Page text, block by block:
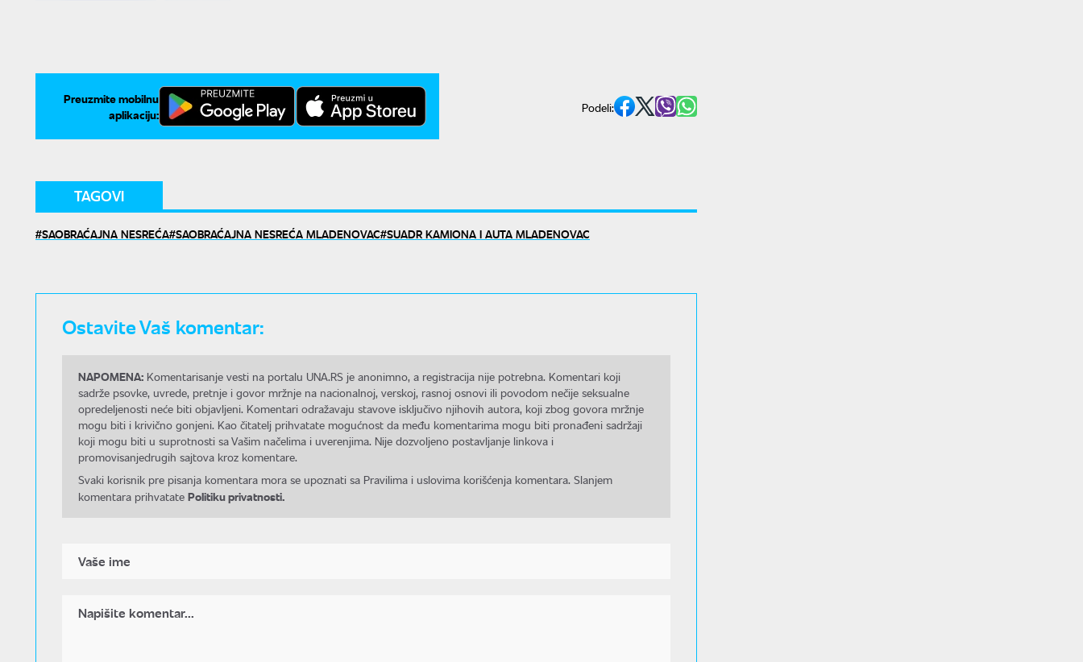
Preuzmite mobilnu
aplikaciju:
Podeli:
TAGOVI
SAOBRAĆAJNA NESREĆA SAOBRAĆAJNA NESREĆA MLADENOVAC SUADR KAMIONA I AUTA MLADENOVAC
Ostavite Vaš komentar:
NAPOMENA: Komentarisanje vesti na portalu UNA.RS je anonimno, a registracija nije potrebna. Komentari koji
sadrže psovke, uvrede, pretnje i govor mržnje na nacionalnoj, verskoj, rasnoj osnovi ili povodom nečije seksualne
opredeljenosti neće biti objavljeni. Komentari odražavaju stavove isključivo njihovih autora, koji zbog govora mržnje
mogu biti i krivično gonjeni. Kao čitatelj prihvatate mogućnost da među komentarima mogu biti pronađeni sadržaji
koji mogu biti u suprotnosti sa Vašim načelima i uverenjima. Nije dozvoljeno postavljanje linkova i
promovisanjedrugih sajtova kroz komentare.
Svaki korisnik pre pisanja komentara mora se upoznati sa Pravilima i uslovima korišćenja komentara. Slanjem
komentara prihvatate Politiku privatnosti.